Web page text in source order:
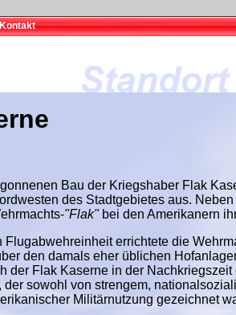
Kontakt
Bau der Kriegshaber Flak
des Stadtgebietes aus. Neben
"Flak"bei den Amerikanern
Flugabwehreinheit errichtete die
den damals eher üblichen
der Flak Kaserne in der
der sowohl von strengem,
Militärnutzung gezeichnet